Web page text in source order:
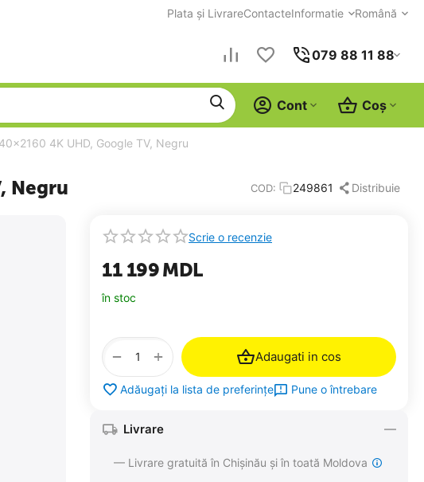
Plata și LivrareContacteInformatie Română
079 88 11 88
Coș
Cont
4K UHD, Google TV, Negru
Negru COD: 249861 Distribuie
Scrie o recenzie
11 199MDL
în stoc
+
− Adaugati in cos
Adăugați la lista de preferințe Pune o întrebare
Livrare
— Livrare gratuită în Chișinău și în toată Moldova